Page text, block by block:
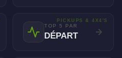
TOP 5 PAR
DÉPART
PICKUPS & 4X4'S